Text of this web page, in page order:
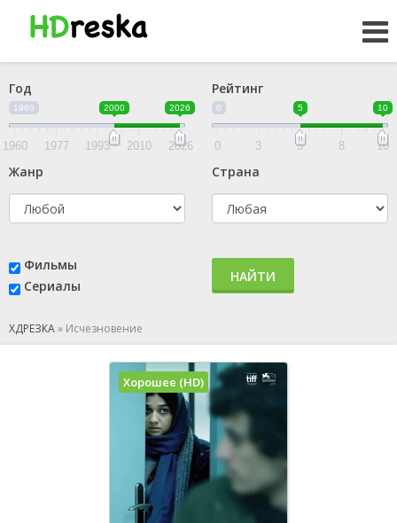
Год
1960 2000 2026
1960 1977 1993 2010 2026
Рейтинг
0 5 10
0 3 5 8 10
Жанр Страна
Фильмы
Сериалы
НАЙТИ
ХДРЕЗКА» Исчезновение
Хорошее (HD)